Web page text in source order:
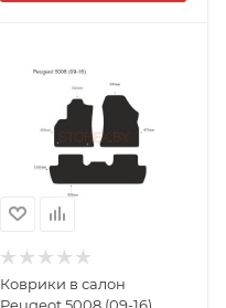
Коврики в салон
Peugeot 5008 (09-16)